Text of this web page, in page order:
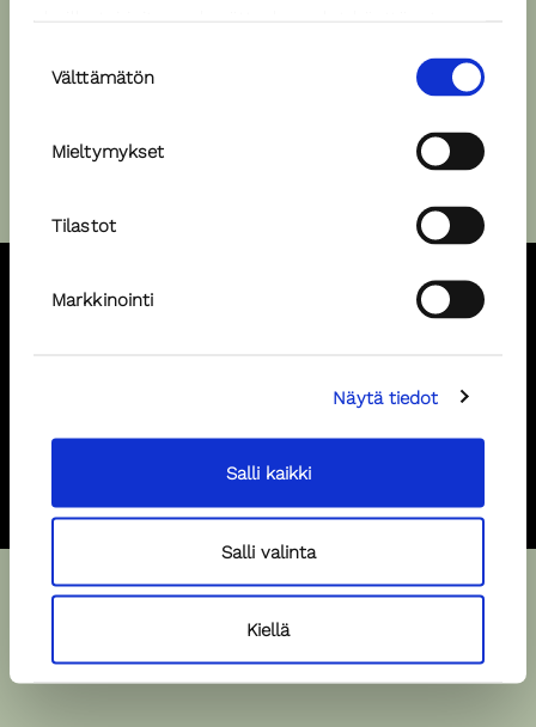
valinta
Välttämätön
Mieltymykset
Tilastot
Markkinointi
Näytä tiedot
Salli kaikki
Salli valinta
Kiellä